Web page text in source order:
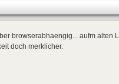
browserabhaengig... aufm alten
doch merklicher.